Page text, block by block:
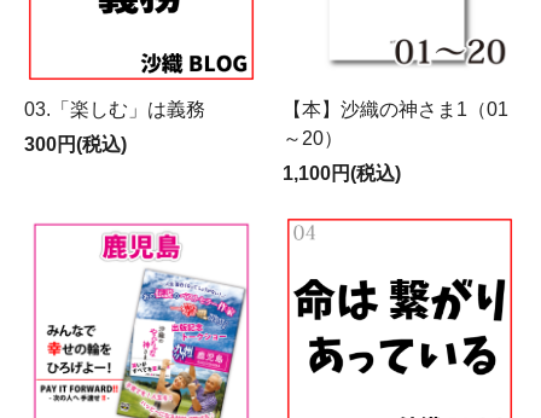
03.「楽しむ」は義務
300円(税込)
【本】沙織の神さま1（01
～20）
1,100円(税込)